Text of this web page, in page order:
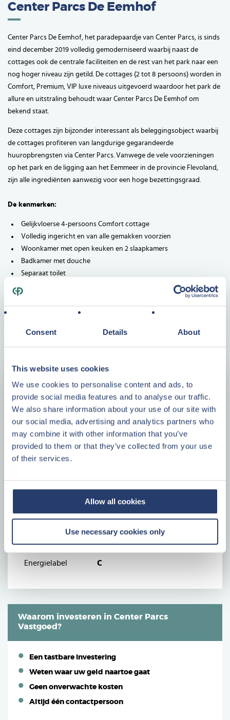
Consent Details About
This website uses cookies
We use cookies to personalise content and ads, to
provide social media features and to analyse our traffic.
We also share information about your use of our site with
our social media, advertising and analytics partners who
may combine it with other information that you’ve
provided to them or that they’ve collected from your use
of their services.
Allow all cookies
Use necessary cookies only
Plattegrond
Center Parcs De Eemhof
Center Parcs De Eemhof, het paradepaardje van Center Parcs, is sinds
eind december 2019 volledig gemoderniseerd waarbij naast de
cottages ook de centrale faciliteiten en de rest van het park naar een
nog hoger niveau zijn getild. De cottages (2 tot 8 persoons) worden in
Comfort, Premium, VIP luxe niveaus uitgevoerd waardoor het park de
allure en uitstraling behoudt waar Center Parcs De Eemhof om
bekend staat.
Deze cottages zijn bijzonder interessant als beleggingsobject waarbij
de cottages profiteren van langdurige gegarandeerde
huuropbrengsten via Center Parcs. Vanwege de vele voorzieningen
op het park en de ligging aan het Eemmeer in de provincie Flevoland,
zijn alle ingrediënten aanwezig voor een hoge bezettingsgraad.
De kenmerken:
Gelijkvloerse 4-persoons Comfort cottage
Volledig ingericht en van alle gemakken voorzien
Woonkamer met open keuken en 2 slaapkamers
Badkamer met douche
Separaat toilet
Let op: de weergegeven afbeeldingen zijn van een vergelijkbare 4-
persoons Comfort cottage, hieraan kunnen geen rechten worden
Bedragen (voor zover van toepassing) exclusief BTW. Overdracht
onder toepassing van artikel 37d Wet OB.
Vraagprijs
€ 215.000,-k.k.
1989
Woonopp.
78 m²
269 m²
Energielabel
C
Waarom investeren in Center Parcs
Vastgoed?
Een tastbare investering
Weten waar uw geld naartoe gaat
Geen onverwachte kosten
Altijd één contactpersoon